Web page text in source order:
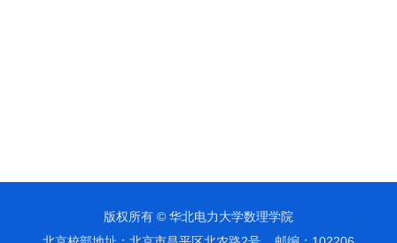
版权所有 © 华北电力大学数理学院